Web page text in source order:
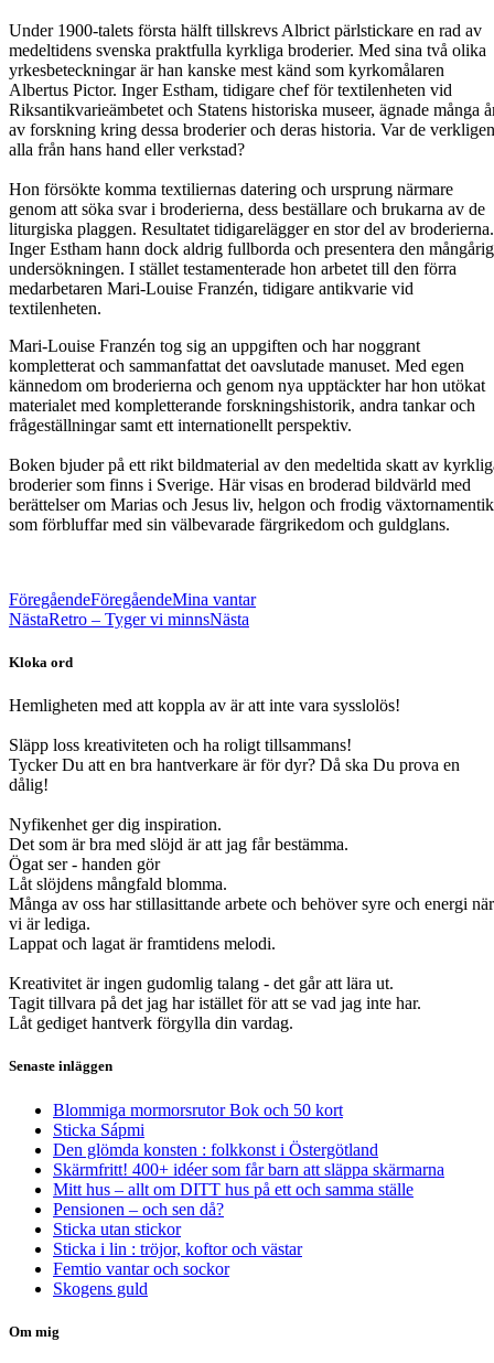
Under 1900-talets första hälft tillskrevs Albrict pärlstickare en rad av
medeltidens svenska praktfulla kyrkliga broderier. Med sina två olika
yrkesbeteckningar är han kanske mest känd som kyrkomålaren
Albertus Pictor. Inger Estham, tidigare chef för textilenheten vid
Riksantikvarieämbetet och Statens historiska museer, ägnade många
av forskning kring dessa broderier och deras historia. Var de verkligen
alla från hans hand eller verkstad?
Hon försökte komma textiliernas datering och ursprung närmare
genom att söka svar i broderierna, dess beställare och brukarna av de
liturgiska plaggen. Resultatet tidigarelägger en stor del av broderierna.
Inger Estham hann dock aldrig fullborda och presentera den
undersökningen. I stället testamenterade hon arbetet till den förra
medarbetaren Mari-Louise Franzén, tidigare antikvarie vid
textilenheten.
Mari-Louise Franzén tog sig an uppgiften och har noggrant
kompletterat och sammanfattat det oavslutade manuset. Med egen
kännedom om broderierna och genom nya upptäckter har hon utökat
materialet med kompletterande forskningshistorik, andra tankar och
frågeställningar samt ett internationellt perspektiv.
Boken bjuder på ett rikt bildmaterial av den medeltida skatt av
broderier som finns i Sverige. Här visas en broderad bildvärld med
berättelser om Marias och Jesus liv, helgon och frodig växtornamentik
som förbluffar med sin välbevarade färgrikedom och guldglans.
FöregåendeFöregåendeMina vantar
NästaRetro – Tyger vi minnsNästa
Kloka ord
Hemligheten med att koppla av är att inte vara sysslolös!
Släpp loss kreativiteten och ha roligt tillsammans!
Tycker Du att en bra hantverkare är för dyr? Då ska Du prova en
dålig!
Nyfikenhet ger dig inspiration.
Det som är bra med slöjd är att jag får bestämma.
Ögat ser - handen gör
Låt slöjdens mångfald blomma.
Många av oss har stillasittande arbete och behöver syre och energi när
vi är lediga.
Lappat och lagat är framtidens melodi.
Kreativitet är ingen gudomlig talang - det går att lära ut.
Tagit tillvara på det jag har istället för att se vad jag inte har.
Låt gediget hantverk förgylla din vardag.
Senaste inläggen
Blommiga mormorsrutor Bok och 50 kort
Sticka Sápmi
Den glömda konsten : folkkonst i Östergötland
Skärmfritt! 400+ idéer som får barn att släppa skärmarna
Mitt hus – allt om DITT hus på ett och samma ställe
Pensionen – och sen då?
Sticka utan stickor
Sticka i lin : tröjor, koftor och västar
Femtio vantar och sockor
Skogens guld
Om mig